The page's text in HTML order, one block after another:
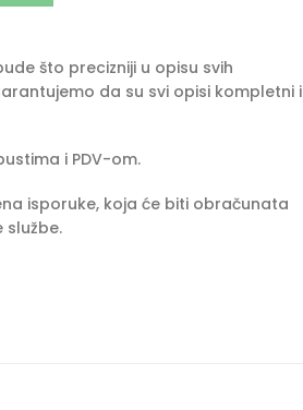
što precizniji u opisu svih
da su svi opisi kompletni i
i PDV-om.
isporuke, koja će biti obračunata
službe.